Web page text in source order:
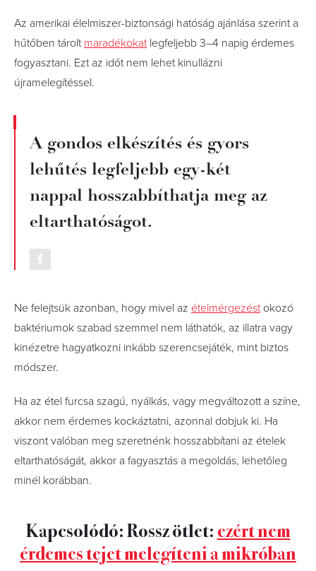
Az amerikai élelmiszer-biztonsági hatóság ajánlása szerint a
hűtőben tárolt maradékokatlegfeljebb 3–4 napig érdemes
fogyasztani. Ezt az időt nem lehet kinullázni
újramelegítéssel.
A gondos elkészítés és gyors
lehűtés legfeljebb egy-két
nappal hosszabbíthatja meg az
eltarthatóságot.
Ne felejtsük azonban, hogy mivel az ételmérgezéstokozó
baktériumok szabad szemmel nem láthatók, az illatra vagy
kinézetre hagyatkozni inkább szerencsejáték, mint biztos
módszer.
Ha az étel furcsa szagú, nyálkás, vagy megváltozott a színe,
akkor nem érdemes kockáztatni, azonnal dobjuk ki. Ha
viszont valóban meg szeretnénk hosszabbítani az ételek
eltarthatóságát, akkor a fagyasztás a megoldás, lehetőleg
minél korábban.
Kapcsolódó: Rossz ötlet:ezért nem
érdemes tejet melegíteni a mikróban